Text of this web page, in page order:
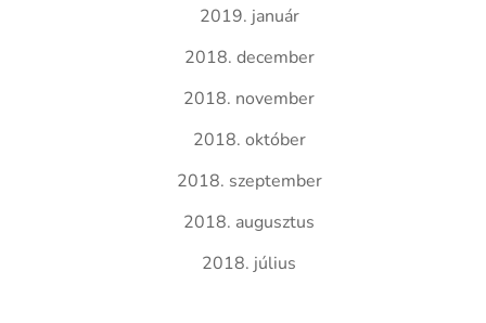
2019. január
2018. december
2018. november
2018. október
2018. szeptember
2018. augusztus
2018. július